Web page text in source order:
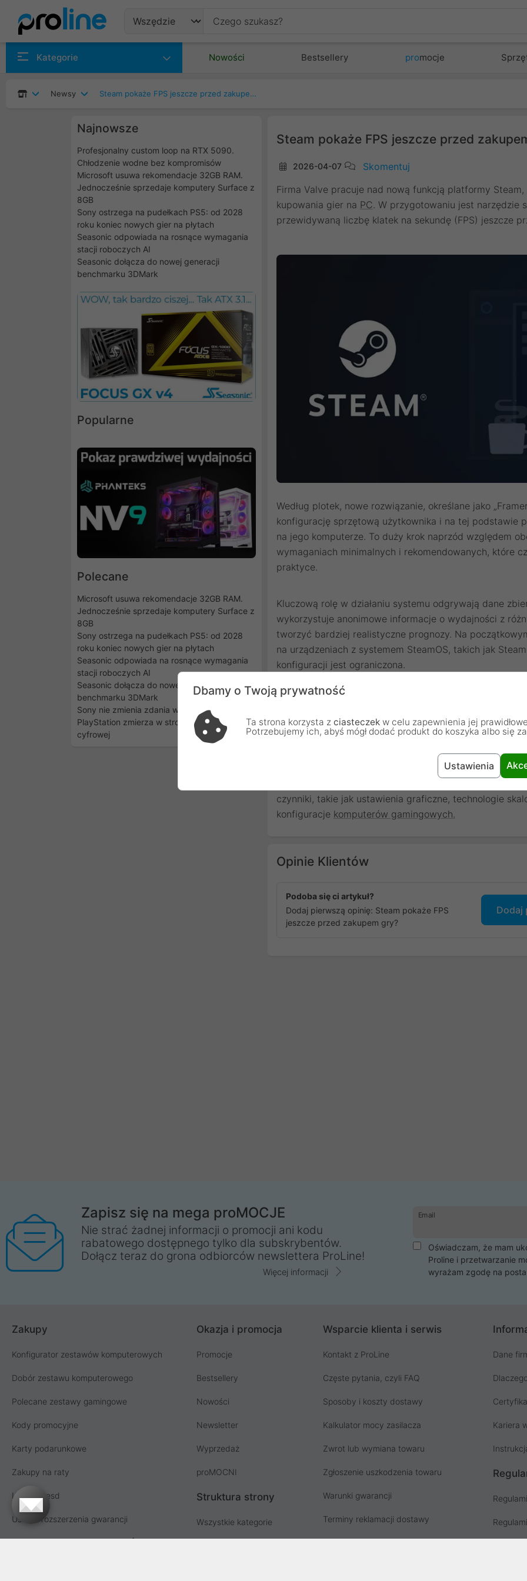
Kategorie Nowości Bestsellery promocje
Newsy Steam pokaże FPS jeszcze przed zakupem gry?
Najnowsze
Profesjonalny custom loop na RTX 5090.
Chłodzenie wodne bez kompromisów
Microsoft usuwa rekomendacje 32GB RAM.
Jednocześnie sprzedaje komputery Surface z
8GB
Sony ostrzega na pudełkach PS5: od 2028
roku koniec nowych gier na płytach
Seasonic odpowiada na rosnące wymagania
stacji roboczych AI
Seasonic dołącza do nowej generacji
benchmarku 3DMark
Popularne
Polecane
Microsoft usuwa rekomendacje 32GB RAM.
Jednocześnie sprzedaje komputery Surface z
8GB
Sony ostrzega na pudełkach PS5: od 2028
roku koniec nowych gier na płytach
Seasonic odpowiada na rosnące wymagania
stacji roboczych AI
Seasonic dołącza do nowej generacji
benchmarku 3DMark
Sony nie zmienia zdania w sprawie płyt.
PlayStation zmierza w stronę dystrybucji
cyfrowej
Steam pokaże FPS jeszcze przed
2026-04-07
Skomentuj
Firma Valve pracuje nad nową funkcją platformy
kupowania gier na PC. W przygotowaniu jest narzędzie
przewidywaną liczbę klatek na sekundę (FPS) jeszcze
Według plotek, nowe rozwiązanie, określane jako
konfigurację sprzętową użytkownika i na tej podstawie
na jego komputerze. To duży krok naprzód względem
wymaganiach minimalnych i rekomendowanych, które
praktyce.
Kluczową rolę w działaniu systemu odgrywają dane
wykorzystuje anonimowe informacje o wydajności z
tworzyć bardziej realistyczne prognozy. Na
na urządzeniach z systemem SteamOS, takich jak
konfiguracji jest ograniczona.
Jeśli rozwiązanie okaże się skuteczne, może znacząco
podejmowanie decyzji zakupowych. Dziś wielu
wydajności czy opinie innych graczy, aby upewnić się,
czynniki, takie jak ustawienia graficzne, technologie
konfiguracje komputerów gamingowych.
Opinie Klientów
Podoba się ci artykuł?
Dodaj pierwszą opinię: Steam pokaże FPS
jeszcze przed zakupem gry?
Dodaj
Zapisz się na mega proMOCJE
Nie strać żadnej informacji o promocji ani kodu
rabatowego dostępnego tylko dla subskrybentów.
Dołącz teraz do grona odbiorców newslettera ProLine!
Więcej informacji
Email
Oświadczam, że mam
Proline i przetwarzanie
wyrażam zgodę na
Zakupy
Konfigurator zestawów komputerowych
Dobór zestawu komputerowego
Polecane zestawy gamingowe
Kody promocyjne
Karty podarunkowe
Zakupy na raty
Licencja esd
Usługi i rozszerzenia gwarancji
Okazja i promocja
Promocje
Bestsellery
Nowości
Newsletter
Wyprzedaż
proMOCNI
Struktura strony
Wszystkie kategorie
Wsparcie klienta i serwis
Kontakt z ProLine
Częste pytania, czyli FAQ
Sposoby i koszty dostawy
Kalkulator mocy zasilacza
Zwrot lub wymiana towaru
Zgłoszenie uszkodzenia towaru
Warunki gwarancji
Terminy reklamacji dostawy
Dane
Kariera
Dbamy o Twoją prywatność
Ta strona korzysta z ciasteczek w celu zapewnienia jej
Potrzebujemy ich, abyś mógł dodać produkt do koszyka albo się
Ustawienia